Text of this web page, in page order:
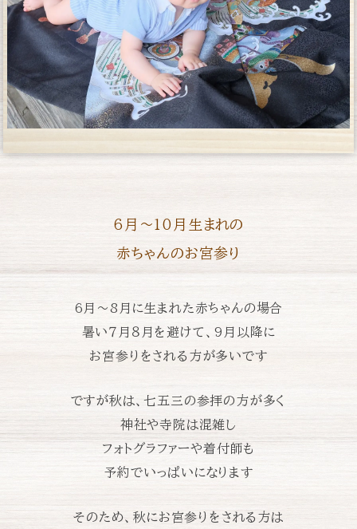
6月〜10月生まれの
赤ちゃんのお宮参り
6月〜8月に生まれた赤ちゃんの場合
暑い７月８月を避けて、 9月以降に
お宮参りをされる方が多いです
ですが秋は、七五三の参拝の方が多く
神社や寺院は混雑し
フォトグラファーや着付師も
予約でいっぱいになります
そのため、秋にお宮参りをされる方は